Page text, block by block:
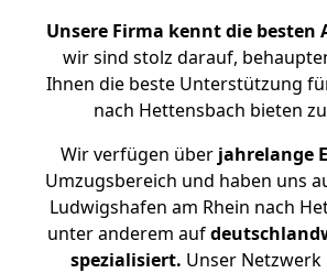
Unsere Firma kennt die besten
wir sind stolz darauf,
Ihnen die beste Unterstützung
nach Hettensbach bieten
Wir verfügen überjahrelange
Umzugsbereich und haben uns
Ludwigshafen am Rhein nach
unter anderem auf
spezialisiert. Unser Netzwerk